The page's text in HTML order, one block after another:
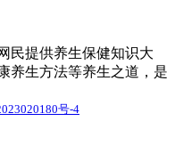
民提供养生保健知识大
养生方法等养生之道，是
号-4